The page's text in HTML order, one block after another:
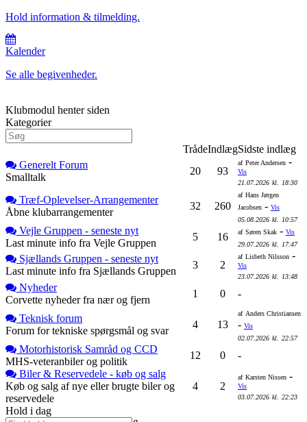
Hold information & tilmelding.
Kalender
Se alle begivenheder.
Klubmodul henter siden
Kategorier
TrådeIndlægSidste indlæg
Generelt Forum
Smalltalk
20 93
af Peter Andersen -
Vis
21.07.2026 kl. 18:30
Træf-Oplevelser-Arrangementer
Åbne klubarrangementer
32 260
af Hans Jørgen
Jacobsen - Vis
05.08.2026 kl. 10:57
Vejle Gruppen - seneste nyt
Last minute info fra Vejle Gruppen
5 16 af Søren Skak - Vis
29.07.2026 kl. 17:47
Sjællands Gruppen - seneste nyt
Last minute info fra Sjællands Gruppen
3 2
af Lisbeth Nilsson -
Vis
23.07.2026 kl. 13:48
Nyheder
Corvette nyheder fra nær og fjern
1 0 -
Teknisk forum
Forum for tekniske spørgsmål og svar
4 13
af Anders Christiansen
- Vis
02.07.2026 kl. 22:57
Motorhistorisk Samråd og CCD
MHS-veteranbiler og politik
12 0
-
Biler & Reservedele - køb og salg
Køb og salg af nye eller brugte biler og
reservedele
4 2
af Karsten Nissen -
Vis
03.07.2026 kl. 22:23
Hold i dag